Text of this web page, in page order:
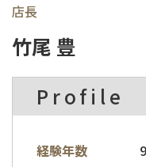
店長
竹尾 豊
Profile
経験年数